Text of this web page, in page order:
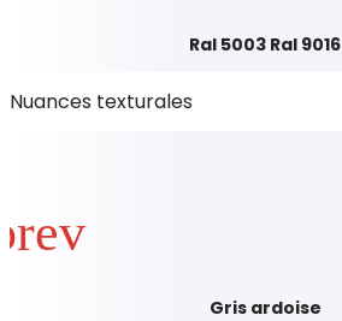
Ral 5003 Ral 9016
Nuances texturales
Gris ardoise